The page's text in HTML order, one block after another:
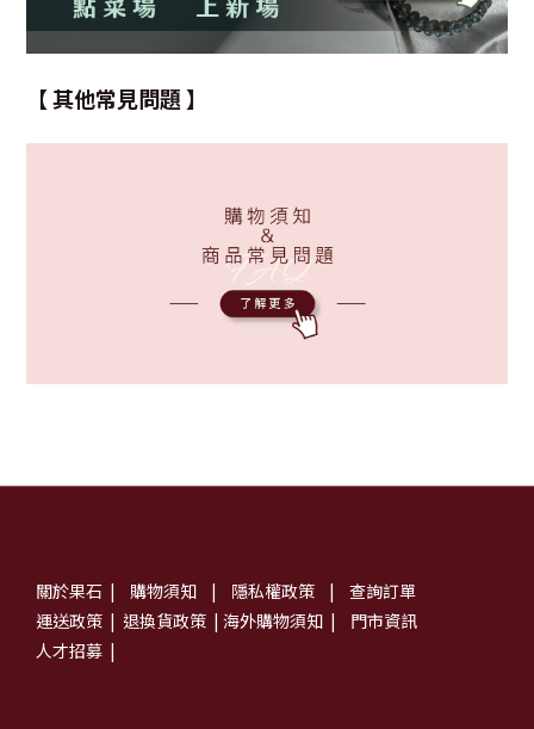
【 其他常見問題 】
關於果石 | 購物須知 | 隱私權政策 | 查詢訂單
運送政策 | 退換貨政策 | 海外購物須知 | 門市資訊
人才招募 |